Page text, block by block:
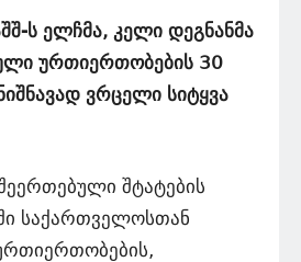
ს ელჩმა, კელი დეგნანმა
ურთიერთობების 30
ვრცელი სიტყვა
შტატების
საქართველოსთან